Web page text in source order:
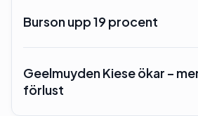
Burson upp 19 procent
Geelmuyden Kiese ökar –
förlust